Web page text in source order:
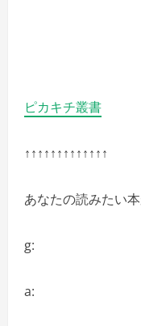
ピカキチ叢書
↑↑↑↑↑↑↑↑↑↑↑↑↑
あなたの読みたい
g:
a: